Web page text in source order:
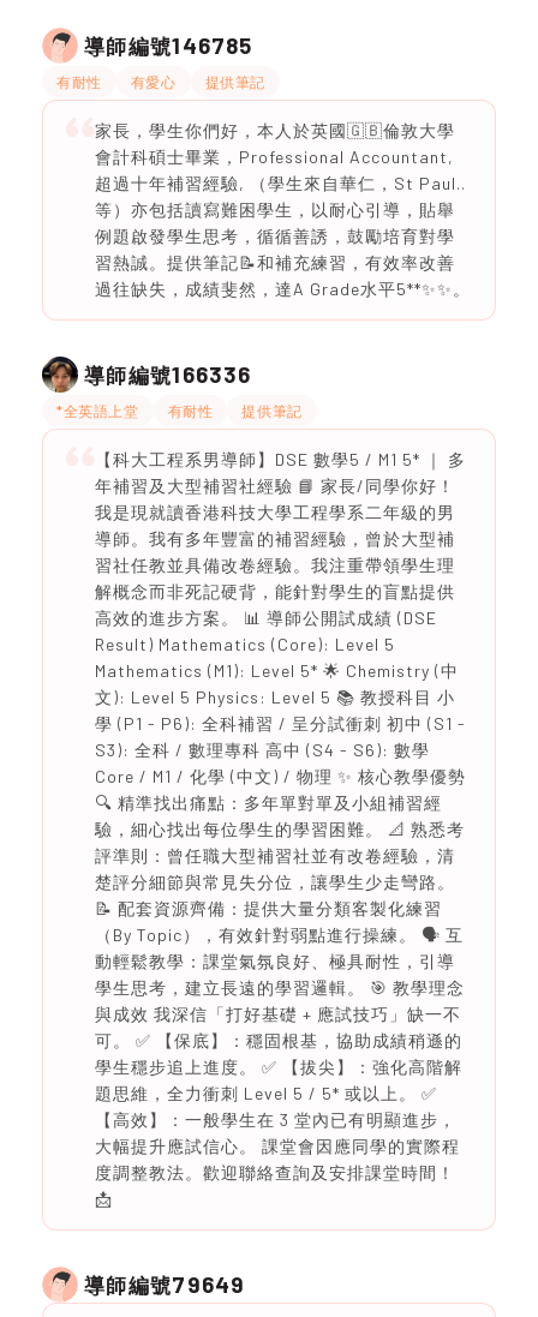
導師編號146785
有耐性 有愛心 提供筆記
家長，學生你們好，本人於英國🇬🇧倫敦大學
會計科碩士畢業，Professional Accountant,
超過十年補習經驗, （學生來自華仁，St Paul..
等）亦包括讀寫難困學生，以耐心引導，貼舉
例題啟發學生思考，循循善誘，鼓勵培育對學
習熱誠。提供筆記📝和補充練習，有效率改善
過往缺失，成績斐然，達A Grade水平5**✨✨。
導師編號166336
*全英語上堂 有耐性 提供筆記
【科大工程系男導師】DSE 數學5 / M1 5* ｜ 多
年補習及大型補習社經驗 📘 家長/同學你好！
我是現就讀香港科技大學工程學系二年級的男
導師。我有多年豐富的補習經驗，曾於大型補
習社任教並具備改卷經驗。我注重帶領學生理
解概念而非死記硬背，能針對學生的盲點提供
高效的進步方案。 📊 導師公開試成績 (DSE
Result) Mathematics (Core): Level 5
Mathematics (M1): Level 5* 🌟 Chemistry (中
文): Level 5 Physics: Level 5 📚 教授科目 小
學 (P1 - P6): 全科補習 / 呈分試衝刺 初中 (S1 -
S3): 全科 / 數理專科 高中 (S4 - S6): 數學
Core / M1 / 化學 (中文) / 物理 ✨ 核心教學優勢
🔍 精準找出痛點：多年單對單及小組補習經
驗，細心找出每位學生的學習困難。 📐 熟悉考
評準則：曾任職大型補習社並有改卷經驗，清
楚評分細節與常見失分位，讓學生少走彎路。
📝 配套資源齊備：提供大量分類客製化練習
（By Topic），有效針對弱點進行操練。 🗣️ 互
動輕鬆教學：課堂氣氛良好、極具耐性，引導
學生思考，建立長遠的學習邏輯。 🎯 教學理念
與成效 我深信「打好基礎 + 應試技巧」缺一不
可。 ✅ 【保底】：穩固根基，協助成績稍遜的
學生穩步追上進度。 ✅ 【拔尖】：強化高階解
題思維，全力衝刺 Level 5 / 5* 或以上。 ✅
【高效】：一般學生在 3 堂內已有明顯進步，
大幅提升應試信心。 課堂會因應同學的實際程
度調整教法。歡迎聯絡查詢及安排課堂時間！
📩
導師編號79649